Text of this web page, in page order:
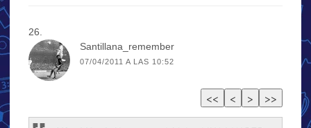
Santillana_remember
07/04/2011 A LAS 10:52